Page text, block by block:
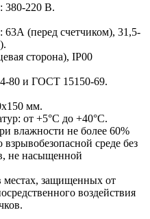
380-220 В.
(перед счетчиком), 31,5-
сторона), IP00
80 и ГОСТ 15150-69.
мм.
от +5°С до +40°С.
влажности не более 60%
среде без
не насыщенной
местах, защищенных от
воздействия